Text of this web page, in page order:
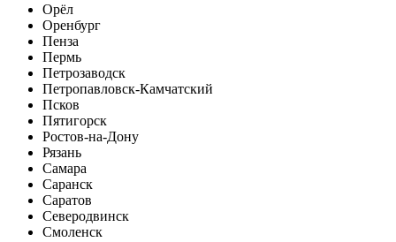
Орёл
Оренбург
Пенза
Пермь
Петрозаводск
Петропавловск-Камчатский
Псков
Пятигорск
Ростов-на-Дону
Рязань
Самара
Саранск
Саратов
Северодвинск
Смоленск